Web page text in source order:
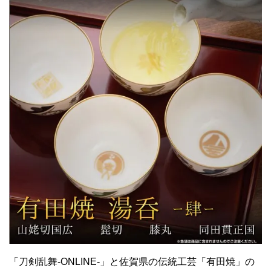
「刀剣乱舞-ONLINE-」と佐賀県の伝統工芸「有田焼」の